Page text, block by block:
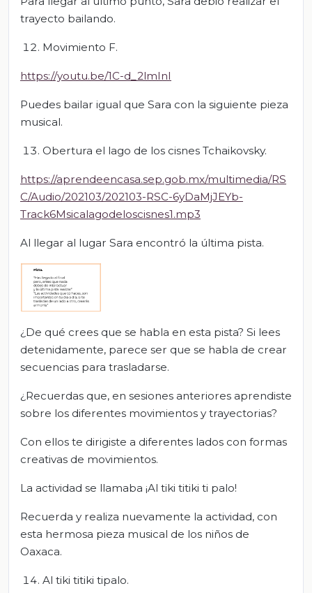
trayecto bailando.
Movimiento F.
https://youtu.be/1C-d_2lmInI
Puedes bailar igual que Sara con la siguiente pieza
musical.
Obertura el lago de los cisnes Tchaikovsky.
https://aprendeencasa.sep.gob.mx/multimedia/RS
C/Audio/202103/202103-RSC-6yDaMjJEYb-
Track6Msicalagodeloscisnes1.mp3
Al llegar al lugar Sara encontró la última pista.
¿De qué crees que se habla en esta pista? Si lees
detenidamente, parece ser que se habla de crear
secuencias para trasladarse.
¿Recuerdas que, en sesiones anteriores aprendiste
sobre los diferentes movimientos y trayectorias?
Con ellos te dirigiste a diferentes lados con formas
creativas de movimientos.
La actividad se llamaba ¡Al tiki titiki ti palo!
Recuerda y realiza nuevamente la actividad, con
esta hermosa pieza musical de los niños de
Oaxaca.
Al tiki titiki tipalo.